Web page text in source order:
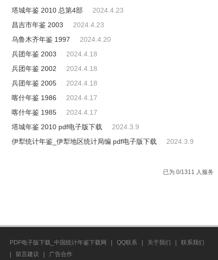
塔城年鉴 2010 总第4部
2024.4.23
昌吉市年鉴 2003
2024.4.23
乌鲁木齐年鉴 1997
2024.4.20
兵团年鉴 2003
2024.4.18
兵团年鉴 2002
2024.4.18
兵团年鉴 2005
2024.4.18
喀什年鉴 1986
2024.4.17
喀什年鉴 1985
2024.4.17
塔城年鉴 2010 pdf电子版下载
2024.3.9
伊犁统计年鉴_伊犁地区统计局编 pdf电子版下载
2024.3.9
已为 0/1311 人服务
PDF电子版下载_中国统计年鉴下载网 QQ联系 关于我们
联系我们
留言建议 广告合作